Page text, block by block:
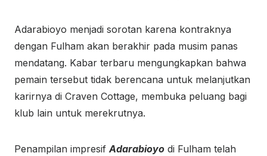
Adarabioyo menjadi sorotan karena kontraknya
dengan Fulham akan berakhir pada musim panas
mendatang. Kabar terbaru mengungkapkan bahwa
pemain tersebut tidak berencana untuk melanjutkan
karirnya di Craven Cottage, membuka peluang bagi
klub lain untuk merekrutnya.
Penampilan impresifAdarabioyo di Fulham telah